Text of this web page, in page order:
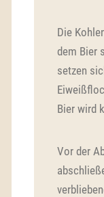
Die
dem Bier
setzen
Bier wird
Vor der